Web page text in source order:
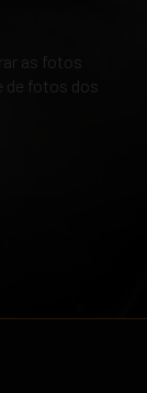
as fotos
de fotos dos